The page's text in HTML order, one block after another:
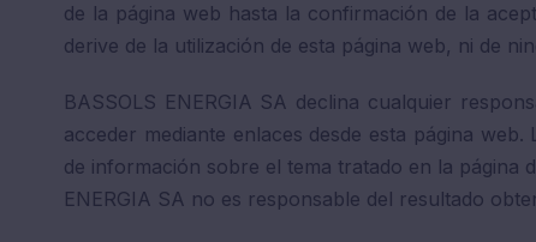
de la página web hasta la confirmación de la
derive de la utilización de esta página web, ni de
BASSOLS ENERGIA SA declina cualquier
acceder mediante enlaces desde esta página
de información sobre el tema tratado en la página
ENERGIA SA no es responsable del resultado